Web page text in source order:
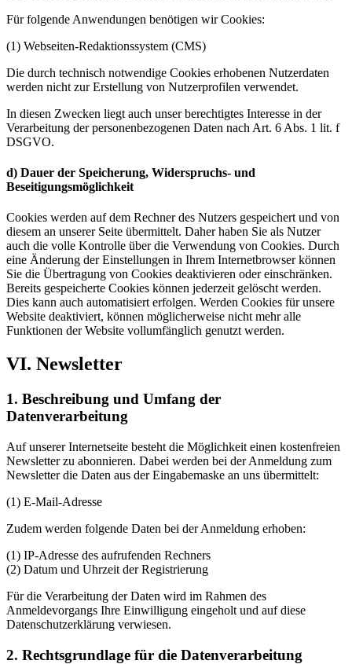
Für folgende Anwendungen benötigen wir Cookies:
(1) Webseiten-Redaktionssystem (CMS)
Die durch technisch notwendige Cookies erhobenen Nutzerdaten
werden nicht zur Erstellung von Nutzerprofilen verwendet.
In diesen Zwecken liegt auch unser berechtigtes Interesse in der
Verarbeitung der personenbezogenen Daten nach Art. 6 Abs. 1 lit. f
DSGVO.
d) Dauer der Speicherung, Widerspruchs- und
Beseitigungsmöglichkeit
Cookies werden auf dem Rechner des Nutzers gespeichert und von
diesem an unserer Seite übermittelt. Daher haben Sie als Nutzer
auch die volle Kontrolle über die Verwendung von Cookies. Durch
eine Änderung der Einstellungen in Ihrem Internetbrowser können
Sie die Übertragung von Cookies deaktivieren oder einschränken.
Bereits gespeicherte Cookies können jederzeit gelöscht werden.
Dies kann auch automatisiert erfolgen. Werden Cookies für unsere
Website deaktiviert, können möglicherweise nicht mehr alle
Funktionen der Website vollumfänglich genutzt werden.
VI. Newsletter
1. Beschreibung und Umfang der
Datenverarbeitung
Auf unserer Internetseite besteht die Möglichkeit einen kostenfreien
Newsletter zu abonnieren. Dabei werden bei der Anmeldung zum
Newsletter die Daten aus der Eingabemaske an uns übermittelt:
(1) E-Mail-Adresse
Zudem werden folgende Daten bei der Anmeldung erhoben:
(1) IP-Adresse des aufrufenden Rechners
(2) Datum und Uhrzeit der Registrierung
Für die Verarbeitung der Daten wird im Rahmen des
Anmeldevorgangs Ihre Einwilligung eingeholt und auf diese
Datenschutzerklärung verwiesen.
2. Rechtsgrundlage für die Datenverarbeitung